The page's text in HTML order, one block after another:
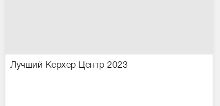
Лучший Керхер Центр 2023